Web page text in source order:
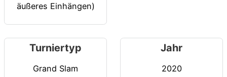
äußeres Einhängen)
Turniertyp
Grand Slam
Jahr
2020